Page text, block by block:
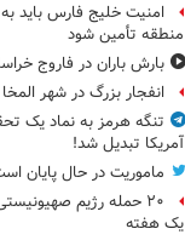
امنیت خلیج فارس باید
منطقه تأمین شود
بارش باران در فاروج
انفجار بزرگ در شهر
تنگه هرمز به نماد یک
آمریکا تبدیل شد!
ماموریت در حال پایان
۲۰ حمله رژیم
یک هفته